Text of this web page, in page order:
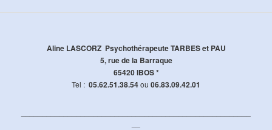
Aline LASCORZ Psychothérapeute TARBES et PAU
5, rue de la Barraque
65420 IBOS *
Tel : 05.62.51.38.54ou 06.83.09.42.01